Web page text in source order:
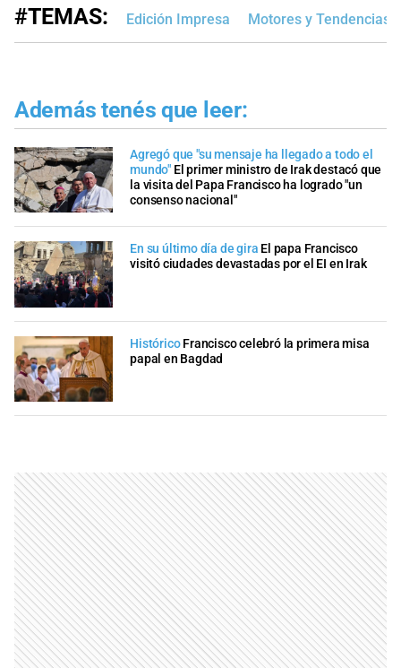
#TEMAS: Edición Impresa Motores y Tendencias
Además tenés que leer:
Agregó que "su mensaje ha llegado a todo el
mundo" El primer ministro de Irak destacó que
la visita del Papa Francisco ha logrado "un
consenso nacional"
En su último día de gira El papa Francisco
visitó ciudades devastadas por el EI en Irak
Histórico Francisco celebró la primera misa
papal en Bagdad